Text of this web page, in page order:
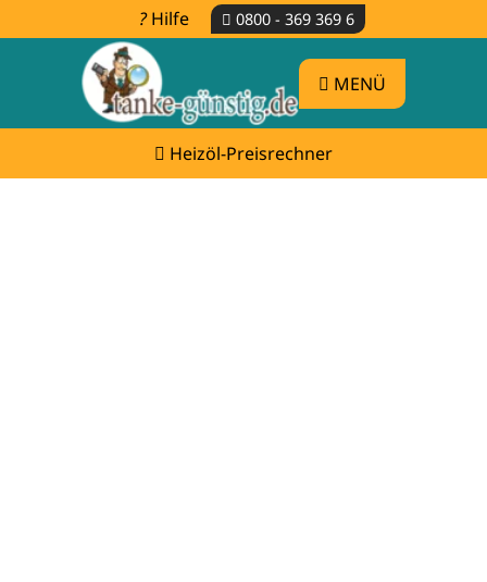
Hilfe 0800 - 369 369 6
MENÜ
Heizöl-Preisrechner